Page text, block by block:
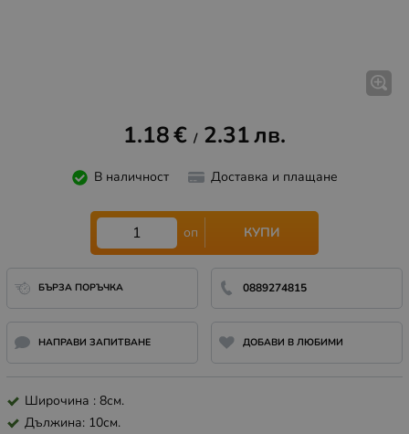
1.18€ / 2.31лв.
В наличност Доставка и плащане
оп КУПИ
БЪРЗА ПОРЪЧКА 0889274815
НАПРАВИ ЗАПИТВАНЕ ДОБАВИ В ЛЮБИМИ
Широчина : 8см.
Дължина: 10см.